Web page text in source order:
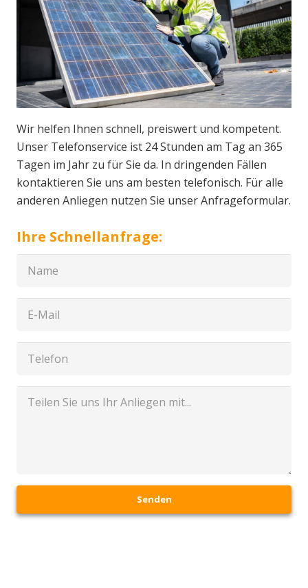
Wir helfen Ihnen schnell, preiswert und kompetent.
Unser Telefonservice ist 24 Stunden am Tag an 365
Tagen im Jahr zu für Sie da. In dringenden Fällen
kontaktieren Sie uns am besten telefonisch. Für alle
anderen Anliegen nutzen Sie unser Anfrageformular.
Ihre Schnellanfrage:
Senden